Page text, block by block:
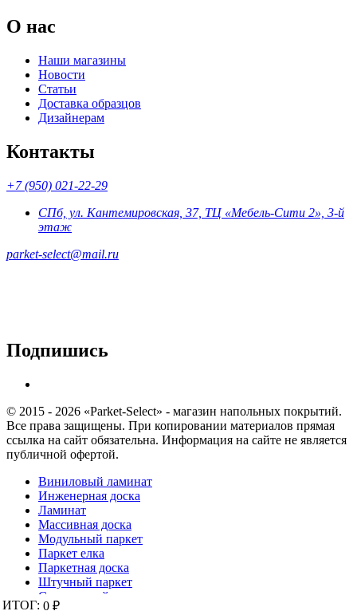
ИТОГ: 0 ₽
ИТОГ: 0 ₽
О нас
Наши магазины
Новости
Статьи
Доставка образцов
Дизайнерам
Контакты
+7 (950) 021-22-29
СПб, ул. Кантемировская, 37, ТЦ «Мебель-Сити 2», 3-й
этаж
parket-select@mail.ru
Подпишись
© 2015 - 2026 «Parket-Select» - магазин напольных покрытий.
Все права защищены. При копировании материалов прямая
ссылка на сайт обязательна. Информация на сайте не является
публичной офертой.
Виниловый ламинат
Инженерная доска
Ламинат
Массивная доска
Модульный паркет
Паркет елка
Паркетная доска
Штучный паркет
Спортивный паркет